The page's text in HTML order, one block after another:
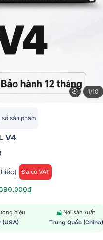
1/10
số sản phẩm
V4
Đã có VAT
hiệu
(USA)
Nơi sản xuất
Trung Quốc (China)